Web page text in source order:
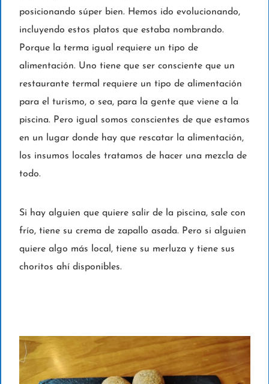
posicionando súper bien. Hemos ido evolucionando,
incluyendo estos platos que estaba nombrando.
Porque la terma igual requiere un tipo de
alimentación. Uno tiene que ser consciente que un
restaurante termal requiere un tipo de alimentación
para el turismo, o sea, para la gente que viene a la
piscina. Pero igual somos conscientes de que estamos
en un lugar donde hay que rescatar la alimentación,
los insumos locales tratamos de hacer una mezcla de
todo.
Si hay alguien que quiere salir de la piscina, sale con
frío, tiene su crema de zapallo asada. Pero si alguien
quiere algo más local, tiene su merluza y tiene sus
choritos ahí disponibles.